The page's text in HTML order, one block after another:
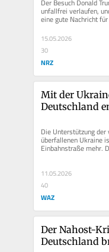
Der Besuch Donald
unfallfrei verlaufen,
eine gute Nachricht
krisengeschüttelte
15.05.2026
30
NRZ
Mit der
Deutschland
Die Unterstützung der
überfallenen Ukraine
Einbahnstraße mehr.
11.05.2026
40
WAZ
Der Nahost-
Deutschland